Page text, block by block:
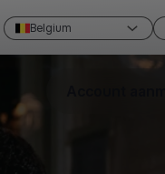
Belgium